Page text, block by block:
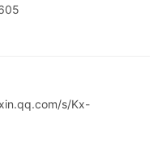
s/Kx-